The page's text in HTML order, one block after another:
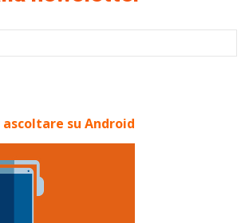
su Android